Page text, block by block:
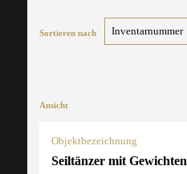
Sortieren nach
Ansicht
Objektbezeichnung
Seiltänzer mit Gewichten